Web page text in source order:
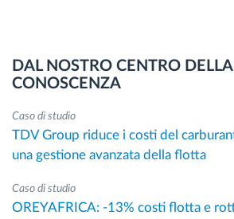
DAL NOSTRO CENTRO DELLA
CONOSCENZA
Caso di studio
TDV Group riduce i costi del
una gestione avanzata della flotta
Caso di studio
OREYAFRICA: -13% costi flotta e